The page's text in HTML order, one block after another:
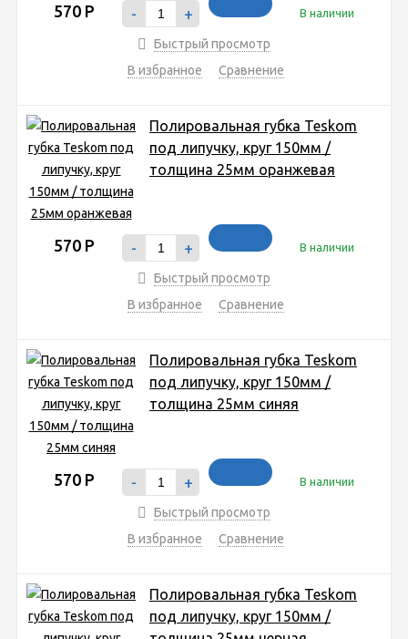
570 Р - + В наличии
Быстрый просмотр
В избранное
Сравнение
Полировальная губка Teskom
под липучку, круг 150мм /
толщина 25мм оранжевая
570 Р - + В наличии
Быстрый просмотр
В избранное
Сравнение
Полировальная губка Teskom
под липучку, круг 150мм /
толщина 25мм синяя
570 Р - + В наличии
Быстрый просмотр
В избранное
Сравнение
Полировальная губка Teskom
под липучку, круг 150мм /